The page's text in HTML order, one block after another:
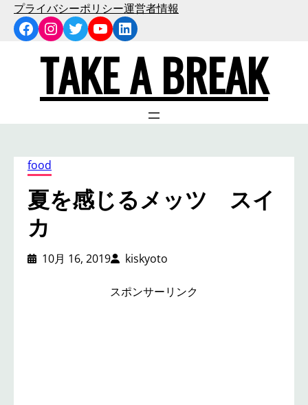
プライバシーポリシー運営者情報
Facebook
Instagram
Twitter
YouTube
LinkedIn
TAKE A BREAK
food
夏を感じるメッツ スイ
カ
10月 16, 2019 kiskyoto
スポンサーリンク